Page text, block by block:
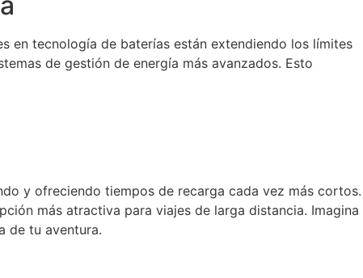
en tecnología de baterías están extendiendo los límites
de gestión de energía más avanzados. Esto
y ofreciendo tiempos de recarga cada vez más cortos.
más atractiva para viajes de larga distancia. Imagina
de tu aventura.